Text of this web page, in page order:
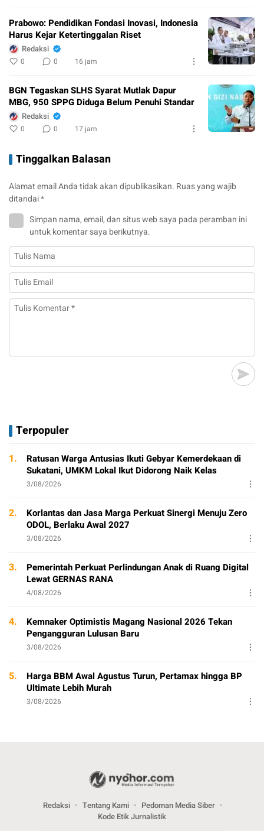
Prabowo: Pendidikan Fondasi Inovasi, Indonesia
Harus Kejar Ketertinggalan Riset
Redaksi
0 0 16 jam
BGN Tegaskan SLHS Syarat Mutlak Dapur
MBG, 950 SPPG Diduga Belum Penuhi Standar
Redaksi
0 0 17 jam
Tinggalkan Balasan
Alamat email Anda tidak akan dipublikasikan. Ruas yang wajib
ditandai*
Simpan nama, email, dan situs web saya pada peramban ini
untuk komentar saya berikutnya.
Terpopuler
1.
Ratusan Warga Antusias Ikuti Gebyar Kemerdekaan di
Sukatani, UMKM Lokal Ikut Didorong Naik Kelas
3/08/2026
2.
Korlantas dan Jasa Marga Perkuat Sinergi Menuju Zero
ODOL, Berlaku Awal 2027
3/08/2026
3.
Pemerintah Perkuat Perlindungan Anak di Ruang Digital
Lewat GERNAS RANA
4/08/2026
4.
Kemnaker Optimistis Magang Nasional 2026 Tekan
Pengangguran Lulusan Baru
3/08/2026
5.
Harga BBM Awal Agustus Turun, Pertamax hingga BP
Ultimate Lebih Murah
3/08/2026
Redaksi Tentang Kami
Pedoman Media Siber
Kode Etik Jurnalistik